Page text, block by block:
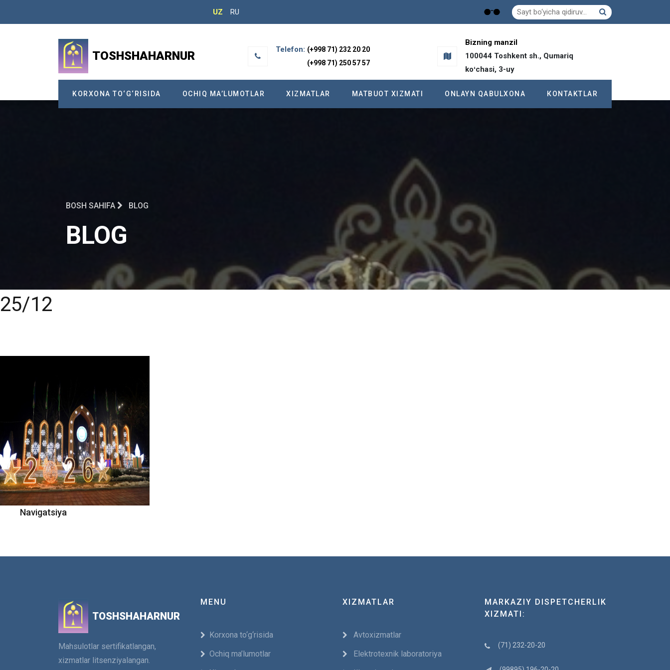
UZ RU
TOSHSHAHARNUR Telefon: (+998 71) 232 20 20
(+998 71) 250 57 57
Bizning manzil
100044 Toshkent sh., Qumariq
koʻchasi, 3-uy
KORXONA TO‘G‘RISIDA OCHIQ MA’LUMOTLAR XIZMATLAR МATBUOT XIZMATI ОNLAYN QABULXONA КONTAKTLAR
BOSH SAHIFA BLOG
BLOG
25/12
Navigatsiya
TOSHSHAHARNUR
Mahsulotlar sertifikatlangan,
xizmatlar litsenziyalangan.
MENU
Korxona to‘g‘risida
Ochiq ma’lumotlar
XIZMATLAR
Avtoxizmatlar
Elektrotexnik laboratoriya
MARKAZIY DISPETCHERLIK
XIZMATI:
(71) 232-20-20